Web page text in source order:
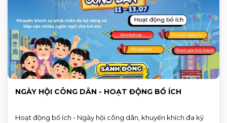
NGÀY HỘI CÔNG DÂN - HOẠT ĐỘNG BỔ ÍCH
Hoạt động bổ ích - Ngày hội công dân, khuyến khích đa kỹ